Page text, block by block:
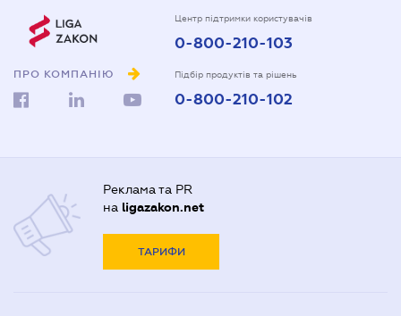
ПРО КОМПАНІЮ
Центр підтримки користувачів
0-800-210-103
Підбір продуктів та рішень
0-800-210-102
Реклама та PR
на ligazakon.net
ТАРИФИ